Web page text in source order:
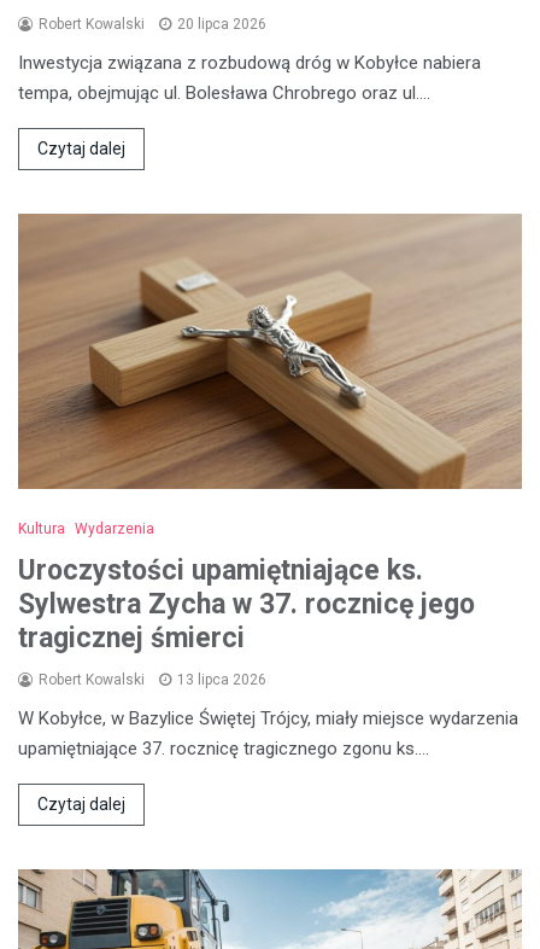
Robert Kowalski 20 lipca 2026
Inwestycja związana z rozbudową dróg w Kobyłce nabiera
tempa, obejmując ul. Bolesława Chrobrego oraz ul.…
Czytaj dalej
Kultura Wydarzenia
Uroczystości upamiętniające ks.
Sylwestra Zycha w 37. rocznicę jego
tragicznej śmierci
Robert Kowalski 13 lipca 2026
W Kobyłce, w Bazylice Świętej Trójcy, miały miejsce wydarzenia
upamiętniające 37. rocznicę tragicznego zgonu ks.…
Czytaj dalej